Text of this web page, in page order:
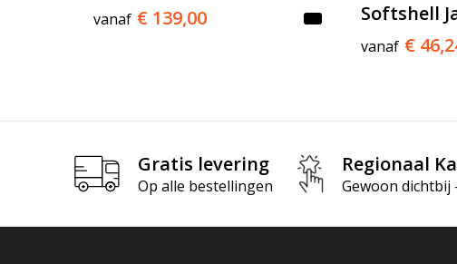
vanaf € 139,00
Softshell
vanaf €
Gratis levering
Op alle bestellingen
Regionaal
Gewoon dichtbij